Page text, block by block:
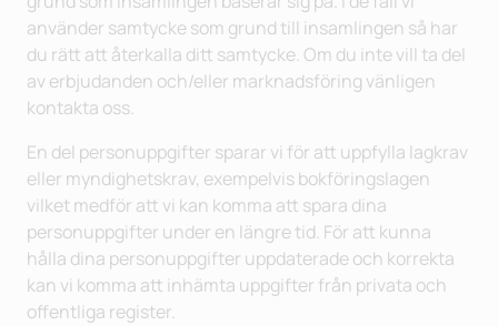
använder samtycke som grund till insamlingen så har
du rätt att återkalla ditt samtycke. Om du inte vill ta del
av erbjudanden och/eller marknadsföring vänligen
kontakta oss.
En del personuppgifter sparar vi för att uppfylla lagkrav
eller myndighetskrav, exempelvis bokföringslagen
vilket medför att vi kan komma att spara dina
personuppgifter under en längre tid. För att kunna
hålla dina personuppgifter uppdaterade och korrekta
kan vi komma att inhämta uppgifter från privata och
offentliga register.